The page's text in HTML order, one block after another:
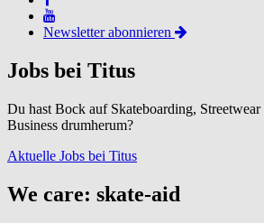
Newsletter abonnieren
Jobs bei Titus
Du hast Bock auf Skateboarding, Streetwear
Business drumherum?
Aktuelle Jobs bei Titus
We care: skate-aid